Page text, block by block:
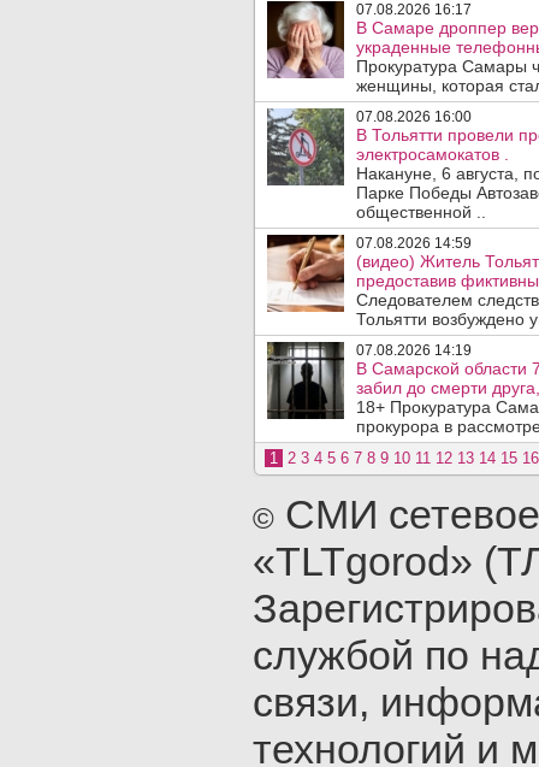
07.08.2026 16:17
В Самаре дроппер
украденные
Прокуратура Самары
женщины, которая
07.08.2026 16:00
В Тольятти провели
электросамокатов .
Накануне, 6 августа,
Парке Победы
общественной ..
07.08.2026 14:59
(видео) Житель
предоставив
Следователем
Тольятти возбуждено
07.08.2026 14:19
В Самарской области
забил до смерти
18+ Прокуратура
прокурора в
1 2 3 4 5 6 7 8 9 10 11 12 13 14 15 16
© СМИ
«TLTgorod»
службой по
связи,
технологий и